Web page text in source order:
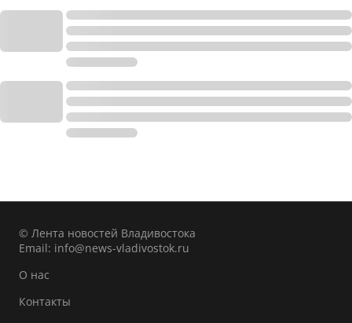
© Лента новостей Владивостока
Email: info@news-vladivostok.ru
О нас
Контакты